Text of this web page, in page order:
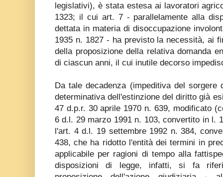
legislativi), è stata estesa ai lavoratori
1323; il cui art. 7 - parallelamente alla
dettata in materia di disoccupazione
1935 n. 1827 - ha previsto la necessità, ai
della proposizione della relativa domanda
di ciascun anni, il cui inutile decorso
Da tale decadenza (impeditiva del
determinativa dell'estinzione del diritto già
47 d.p.r. 30 aprile 1970 n. 639, modificato
6 d.l. 29 marzo 1991 n. 103, convertito in l.
l'art. 4 d.l. 19 settembre 1992 n. 384,
438, che ha ridotto l'entità dei termini in
applicabile per ragioni di tempo alla
disposizioni di legge, infatti, si fa